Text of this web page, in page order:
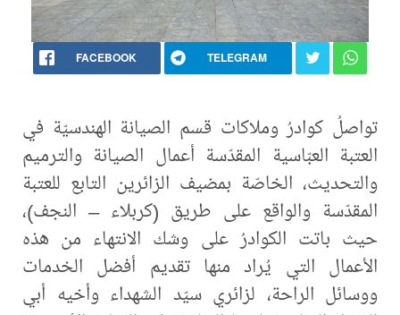
FACEBOOK TELEGRAM
تواصلُ كوادرُ وملاكات قسم الصيانة الهندسيّة في
العتبة العبّاسية المقدّسة أعمال الصيانة والترميم
والتحديث، الخاصّة بمضيف الزائرين التابع للعتبة
المقدّسة والواقع على طريق (كربلاء – النجف)،
حيث باتت الكوادرُ على وشك الانتهاء من هذه
الأعمال التي يُراد منها تقديم أفضل الخدمات
ووسائل الراحة، لزائري سيّد الشهداء وأخيه أبي